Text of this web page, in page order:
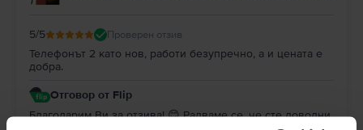
5/5 Проверен отзив
Телефонът 2 като нов, работи безупречно, а и цената е
добра.
Отговор от Flip
Благодарим Ви за отзива! 😊 Радваме се, че сте доволни